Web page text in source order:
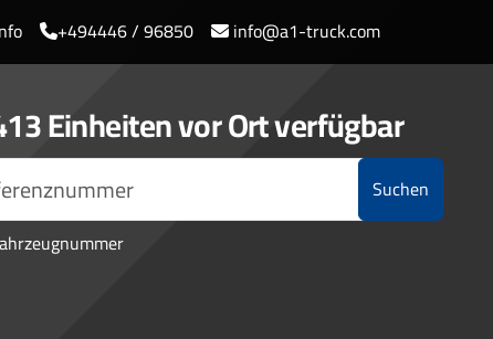
+494446 / 96850 info@a1-truck.com
Einheiten vor Ort verfügbar
Suchen